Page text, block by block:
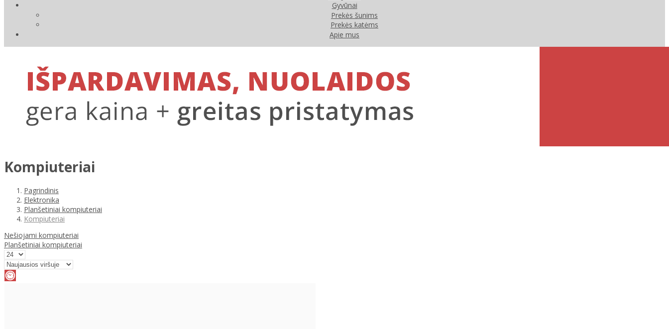
Gyvūnai
Prekės šunims
Prekės katėms
Apie mus
Kompiuteriai
Pagrindinis
Elektronika
Planšetiniai kompiuteriai
Kompiuteriai
Nešiojami kompiuteriai
Planšetiniai kompiuteriai